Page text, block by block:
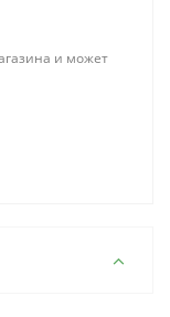
и может